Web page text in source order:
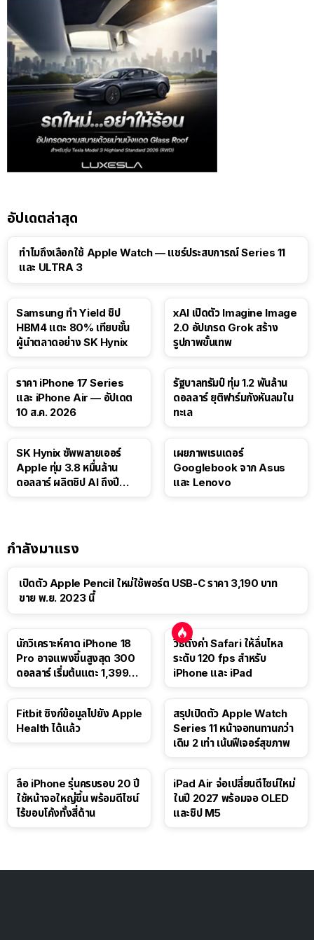
อัปเดตล่าสุด
ทำไมถึงเลือกใช้ Apple Watch — แชร์ประสบการณ์ Series 11
และ ULTRA 3
Samsung ทำ Yield ชิป
HBM4 แตะ 80% เทียบชั้น
ผู้นำตลาดอย่าง SK Hynix
xAI เปิดตัว Imagine Image
2.0 อัปเกรด Grok สร้าง
รูปภาพขั้นเทพ
ราคา iPhone 17 Series
และ iPhone Air — อัปเดต
10 ส.ค. 2026
รัฐบาลทรัมป์ ทุ่ม 1.2 พันล้าน
ดอลลาร์ ยุติฟาร์มกังหันลมใน
ทะเล
SK Hynix ซัพพลายเออร์
Apple ทุ่ม 3.8 หมื่นล้าน
ดอลลาร์ ผลิตชิป AI ถึงปี
เผยภาพเรนเดอร์
Googlebook จาก Asus
และ Lenovo
กำลังมาแรง
เปิดตัว Apple Pencil ใหม่ใช้พอร์ต USB-C ราคา 3,190 บาท
ขาย พ.ย. 2023 นี้
นักวิเคราะห์คาด iPhone 18
Pro อาจแพงขึ้นสูงสุด 300
ดอลลาร์ เริ่มต้นแตะ 1,399
วิธีตั้งค่า Safari ให้ลื่นไหล
ระดับ 120 fps สำหรับ
iPhone และ iPad
Fitbit ซิงก์ข้อมูลไปยัง Apple
Health ได้แล้ว
สรุปเปิดตัว Apple Watch
Series 11 หน้าจอทนทานกว่า
เดิม 2 เท่า เน้นฟีเจอร์สุขภาพ
ลือ iPhone รุ่นครบรอบ 20 ปี
ใช้หน้าจอใหญ่ขึ้น พร้อมดีไซน์
ไร้ขอบโค้งทั้งสี่ด้าน
iPad Air จ่อเปลี่ยนดีไซน์ใหม่
ในปี 2027 พร้อมจอ OLED
และชิป M5